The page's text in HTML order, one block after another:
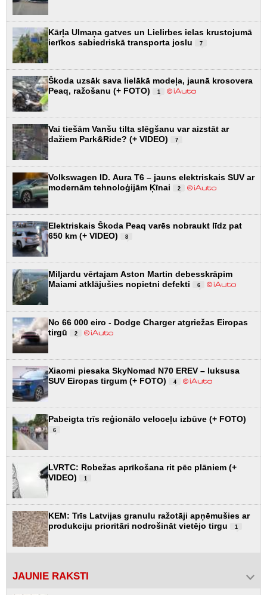
Kārļa Ulmaņa gatves un Lielirbes ielas krustojumā
ierīkos sabiedriskā transporta joslu
7
Škoda uzsāk sava lielākā modeļa, jaunā krosovera
Peaq, ražošanu (+ FOTO)
1
Vai tiešām Vanšu tilta slēgšanu var aizstāt ar
dažiem Park&Ride? (+ VIDEO)
7
Volkswagen ID. Aura T6 – jauns elektriskais SUV ar
modernām tehnoloģijām Ķīnai
2
Elektriskais Škoda Peaq varēs nobraukt līdz pat
650 km (+ VIDEO)
8
Miljardu vērtajam Aston Martin debesskrāpim
Maiami atklājušies nopietni defekti
6
No 66 000 eiro - Dodge Charger atgriežas Eiropas
tirgū
2
Xiaomi piesaka SkyNomad N70 EREV – luksusa
SUV Eiropas tirgum (+ FOTO)
4
Pabeigta trīs reģionālo veloceļu izbūve (+ FOTO)
6
LVRTC: Robežas aprīkošana rit pēc plāniem (+
VIDEO)
1
KEM: Trīs Latvijas granulu ražotāji apņēmušies ar
produkciju prioritāri nodrošināt vietējo tirgu
1
JAUNIE RAKSTI